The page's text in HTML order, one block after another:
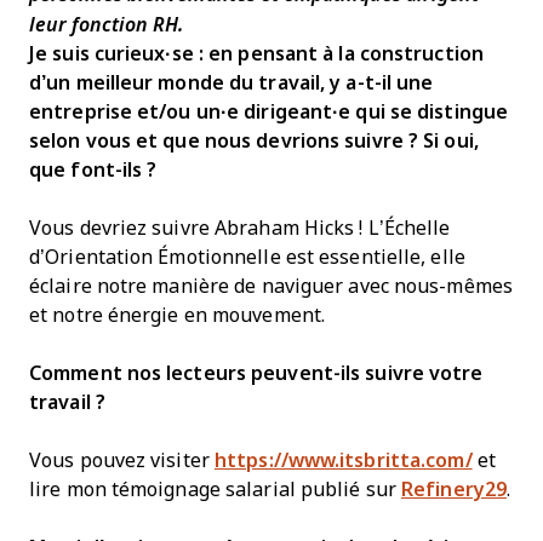
leur fonction RH.
Je suis curieux·se : en pensant à la construction
d’un meilleur monde du travail, y a-t-il une
entreprise et/ou un·e dirigeant·e qui se distingue
selon vous et que nous devrions suivre ? Si oui,
que font-ils ?
Vous devriez suivre Abraham Hicks ! L’Échelle
d’Orientation Émotionnelle est essentielle, elle
éclaire notre manière de naviguer avec nous-mêmes
et notre énergie en mouvement.
Comment nos lecteurs peuvent-ils suivre votre
travail ?
Vous pouvez visiter https://www.itsbritta.com/et
lire mon témoignage salarial publié sur Refinery29.